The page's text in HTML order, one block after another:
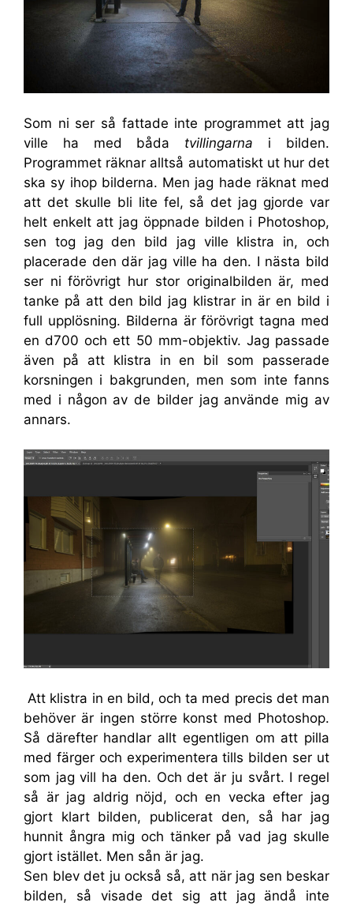
Som ni ser så fattade inte programmet att jag
ville ha med båda tvillingarna i bilden.
Programmet räknar alltså automatiskt ut hur det
ska sy ihop bilderna. Men jag hade räknat med
att det skulle bli lite fel, så det jag gjorde var
helt enkelt att jag öppnade bilden i Photoshop,
sen tog jag den bild jag ville klistra in, och
placerade den där jag ville ha den. I nästa bild
ser ni förövrigt hur stor originalbilden är, med
tanke på att den bild jag klistrar in är en bild i
full upplösning. Bilderna är förövrigt tagna med
en d700 och ett 50 mm-objektiv. Jag passade
även på att klistra in en bil som passerade
korsningen i bakgrunden, men som inte fanns
med i någon av de bilder jag använde mig av
annars.
Att klistra in en bild, och ta med precis det man
behöver är ingen större konst med Photoshop.
Så därefter handlar allt egentligen om att pilla
med färger och experimentera tills bilden ser ut
som jag vill ha den. Och det är ju svårt. I regel
så är jag aldrig nöjd, och en vecka efter jag
gjort klart bilden, publicerat den, så har jag
hunnit ångra mig och tänker på vad jag skulle
gjort istället. Men sån är jag.
Sen blev det ju också så, att när jag sen beskar
bilden, så visade det sig att jag ändå inte